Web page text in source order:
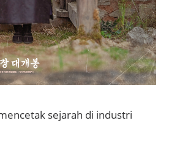
sejarah di industri